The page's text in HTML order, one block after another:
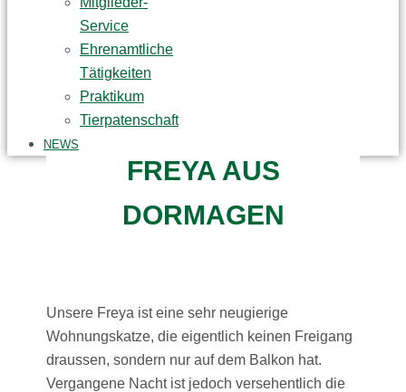
Service
Ehrenamtliche
Tätigkeiten
Praktikum
Tierpatenschaft
NEWS
FREYA AUS
DORMAGEN
Unsere Freya ist eine sehr neugierige
Wohnungskatze, die eigentlich keinen Freigang
draussen, sondern nur auf dem Balkon hat.
Vergangene Nacht ist jedoch versehentlich die